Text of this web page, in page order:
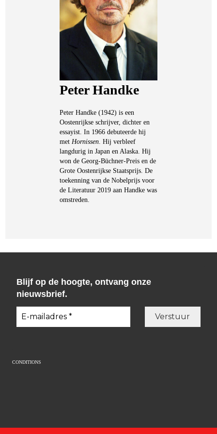
Peter Handke
Peter Handke (1942) is een
Oostenrijkse schrijver, dichter en
essayist. In 1966 debuteerde hij
met Hornissen . Hij verbleef
langdurig in Japan en Alaska. Hij
won de Georg-Büchner-Preis en de
Grote Oostenrijkse Staatsprijs. De
toekenning van de Nobelprijs voor
de Literatuur 2019 aan Handke was
omstreden.
Blijf op de hoogte, ontvang onze
nieuwsbrief.
CONDITIONS